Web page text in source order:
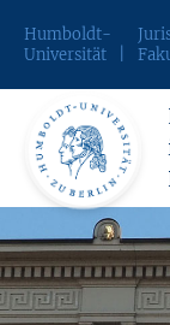
Humboldt-
Universität